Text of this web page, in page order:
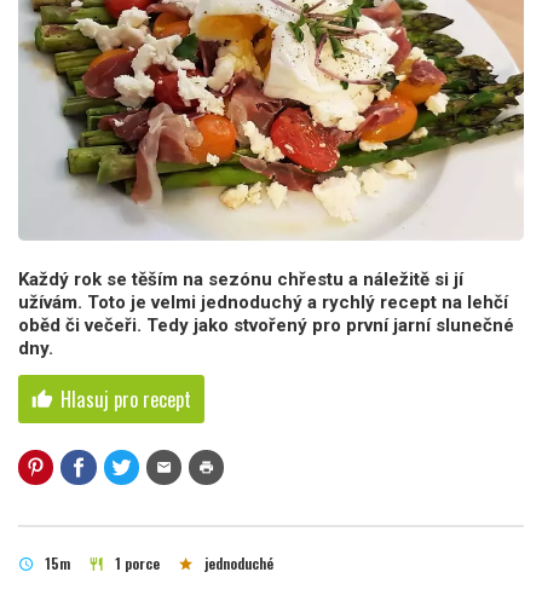
Každý rok se těším na sezónu chřestu a náležitě si jí
užívám. Toto je velmi jednoduchý a rychlý recept na lehčí
oběd či večeři. Tedy jako stvořený pro první jarní slunečné
dny.
thumb_up Hlasuj pro recept
mail print
schedule 15m restaurant 1 porce star jednoduché